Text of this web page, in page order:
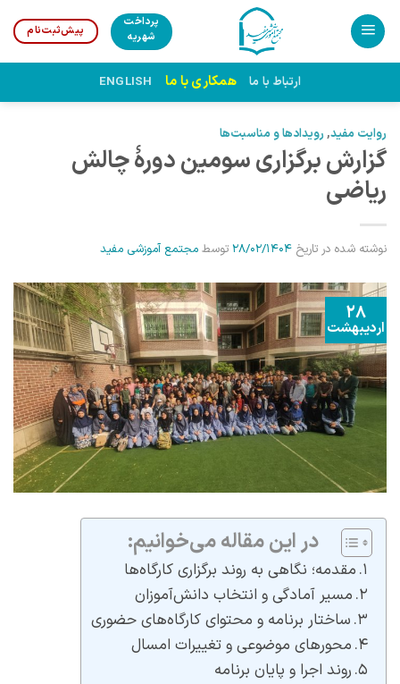
Skip
content
پرداخت
شهریه
پیش‌ثبت‌نام
ارتباط با ما همکاری با ما ENGLISH
روایت مفید, رویدادها و مناسبت‌ها
گزارش برگزاری سومین دورۀ چالش
ریاضی
نوشته شده در تاریخ 28/02/1404 توسط مجتمع آموزشی مفید
28
اردیبهشت
در این مقاله می‌خوانیم:
مقدمه؛ نگاهی به روند برگزاری کارگاه‌ها
مسیر آمادگی و انتخاب دانش‌آموزان
ساختار برنامه و محتوای کارگاه‌های حضوری
محورهای موضوعی و تغییرات امسال
روند اجرا و پایان برنامه